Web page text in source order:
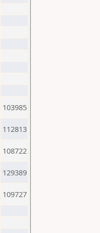
103985
112813
108722
129389
109727